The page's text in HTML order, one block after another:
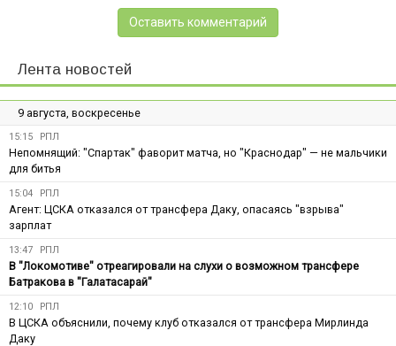
Оставить комментарий
Лента новостей
9 августа, воскресенье
15:15 РПЛ
Непомнящий: "Спартак" фаворит матча, но "Краснодар" — не мальчики
для битья
15:04 РПЛ
Агент: ЦСКА отказался от трансфера Даку, опасаясь "взрыва"
зарплат
13:47 РПЛ
В "Локомотиве" отреагировали на слухи о возможном трансфере
Батракова в "Галатасарай"
12:10 РПЛ
В ЦСКА объяснили, почему клуб отказался от трансфера Мирлинда
Даку